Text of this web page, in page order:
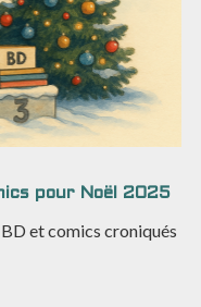
pour Noël 2025
et comics croniqués